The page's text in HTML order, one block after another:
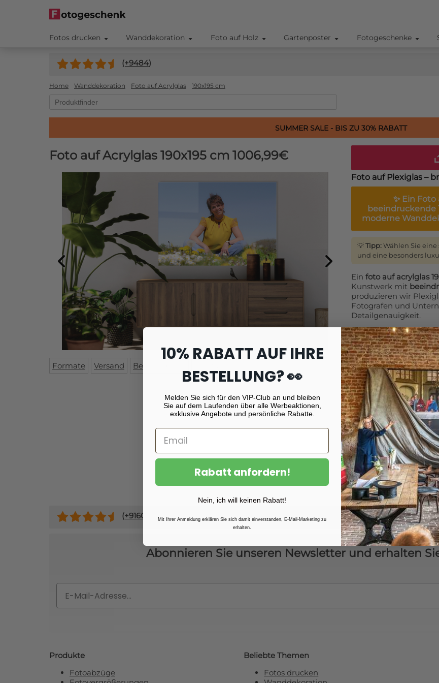
Fotos drucken Wanddekoration Foto auf Holz Gartenposter Fotogeschenke
(+9484)
Home Wanddekoration Foto auf Acrylglas 190x195 cm
SUMMER SALE - BIS ZU 30% RABATT
Foto auf Acrylglas 190x195 cm 1006,99€
Formate Versand Beschreibung
Foto auf Plexiglas –
✨ Ein Foto
beeindruckende
moderne
💡Tipp:Wählen Sie
und eine besonders
Ein foto auf acrylglas
Kunstwerk mit
produzieren wir
Fotografen und
Detailgenauigkeit.
UV-beständig und
Jeder Druck wird mit
gefertigt. Dadurch ist
farbecht– ideal für
Mehrere Stärken
Wählen Sie zwischen
gewünschte Wirkung
intensivere
Alle Formate lieferbar
Wir bieten Formate
cmwerden
Deutschland und den
Mehr Informationen
(+9160
Abonnieren Sie unseren Newsletter und erhalten
Produkte
Fotoabzüge
Beliebte Themen
Fotos drucken
10% RABATT AUF IHRE
BESTELLUNG? 👀
Melden Sie sich für den VIP-Club an und bleiben
Sie auf dem Laufenden über alle Werbeaktionen,
exklusive Angebote und persönliche Rabatte.
Rabatt anfordern!
Nein, ich will keinen Rabatt!
Mit Ihrer Anmeldung erklären Sie sich damit einverstanden, E-Mail-Marketing zu
erhalten.